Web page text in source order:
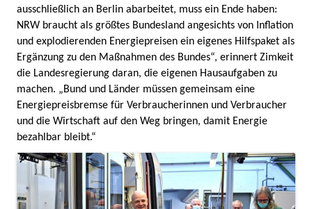
ausschließlich an Berlin abarbeitet, muss ein Ende haben:
NRW braucht als größtes Bundesland angesichts von Inflation
und explodierenden Energiepreisen ein eigenes Hilfspaket als
Ergänzung zu den Maßnahmen des Bundes“, erinnert Zimkeit
die Landesregierung daran, die eigenen Hausaufgaben zu
machen. „Bund und Länder müssen gemeinsam eine
Energiepreisbremse für Verbraucherinnen und Verbraucher
und die Wirtschaft auf den Weg bringen, damit Energie
bezahlbar bleibt.“